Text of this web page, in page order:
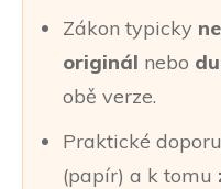
Zákon typicky
originál nebo
obě verze.
Praktické
(papír) a k tomu